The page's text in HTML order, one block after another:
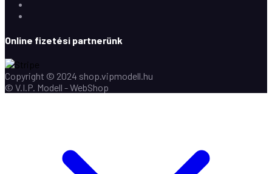
Online fizetési partnerünk
Copyright © 2024 shop.vipmodell.hu
© V.I.P. Modell - WebShop